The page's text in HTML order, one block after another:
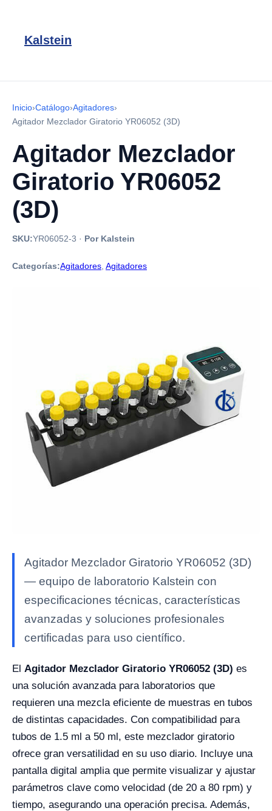
Kalstein
Inicio›Catálogo›Agitadores›
Agitador Mezclador Giratorio YR06052 (3D)
Agitador Mezclador
Giratorio YR06052
(3D)
SKU:YR06052-3 · Por Kalstein
Categorías:Agitadores Agitadores
Agitador Mezclador Giratorio YR06052 (3D)
— equipo de laboratorio Kalstein con
especificaciones técnicas, características
avanzadas y soluciones profesionales
certificadas para uso científico.
El Agitador Mezclador Giratorio YR06052 (3D) es
una solución avanzada para laboratorios que
requieren una mezcla eficiente de muestras en tubos
de distintas capacidades. Con compatibilidad para
tubos de 1.5 ml a 50 ml, este mezclador giratorio
ofrece gran versatilidad en su uso diario. Incluye una
pantalla digital amplia que permite visualizar y ajustar
parámetros clave como velocidad (de 20 a 80 rpm) y
tiempo, asegurando una operación precisa. Además,